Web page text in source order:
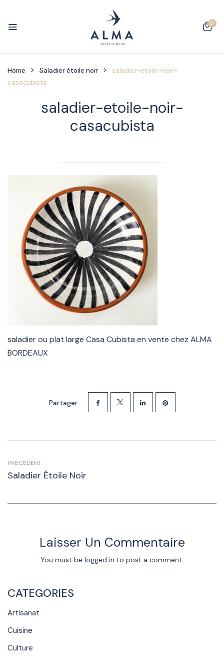
0
Home Saladier étoile noir
saladier-etoile-noir-
casacubista
saladier-etoile-noir-
casacubista
CATEGORIES
Artisanat
Cuisine
Culture
saladier ou plat large Casa Cubista en vente chez ALMA
BORDEAUX
Partager :
PRÉCÉDENT
Saladier Étoile Noir
Laisser Un Commentaire
You must be logged in to post a comment.